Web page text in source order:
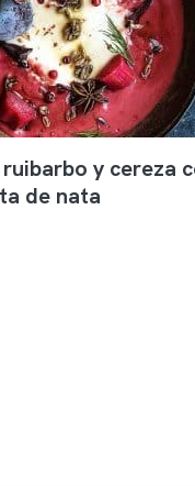
y cereza
de nata